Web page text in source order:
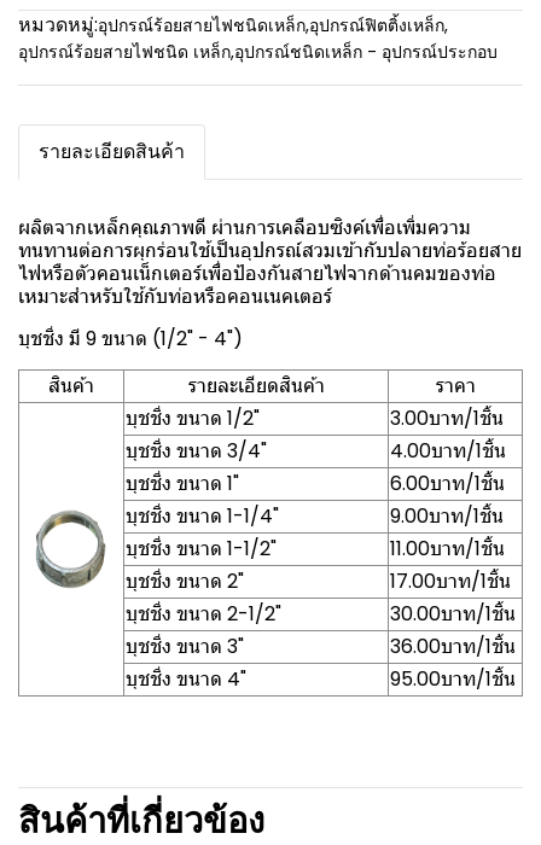
หมวดหมู่:อุปกรณ์ร้อยสายไฟชนิดเหล็ก,อุปกรณ์ฟิตติ้งเหล็ก,
อุปกรณ์ร้อยสายไฟชนิด เหล็ก,อุปกรณ์ชนิดเหล็ก - อุปกรณ์ประกอบ
รายละเอียดสินค้า
ผลิตจากเหล็กคุณภาพดี ผ่านการเคลือบซิงค์เพื่อเพิ่มความ
ทนทานต่อการผุกร่อนใช้เป็นอุปกรณ์สวมเข้ากับปลายท่อร้อยสาย
ไฟหรือตัวคอนเน็กเตอร์เพื่อป้องกันสายไฟจากด้านคมของท่อ
เหมาะสำหรับใช้กับท่อหรือคอนเนคเตอร์
บุชชิ่ง มี 9 ขนาด (1/2" - 4")
สินค้า
รายละเอียดสินค้า
ราคา
บุชชิ่ง ขนาด 1/2"
3.00บาท/1ชิ้น
บุชชิ่ง ขนาด 3/4"
4.00บาท/1ชิ้น
บุชชิ่ง ขนาด 1"
6.00บาท/1ชิ้น
บุชชิ่ง ขนาด 1-1/4"
9.00บาท/1ชิ้น
บุชชิ่ง ขนาด 1-1/2"
11.00บาท/1ชิ้น
บุชชิ่ง ขนาด 2"
17.00บาท/1ชิ้น
บุชชิ่ง ขนาด 2-1/2"
30.00บาท/1ชิ้น
บุชชิ่ง ขนาด 3"
36.00บาท/1ชิ้น
บุชชิ่ง ขนาด 4"
95.00บาท/1ชิ้น
สินค้าที่เกี่ยวข้อง